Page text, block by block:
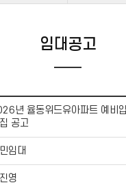
임대공고
년 율동위드유아파트 예비
공고
임대
영